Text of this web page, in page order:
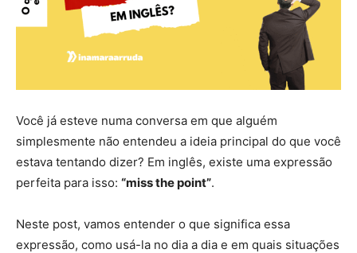
Você já esteve numa conversa em que alguém
simplesmente não entendeu a ideia principal do que você
estava tentando dizer? Em inglês, existe uma expressão
perfeita para isso: “miss the point”.
Neste post, vamos entender o que significa essa
expressão, como usá-la no dia a dia e em quais situações